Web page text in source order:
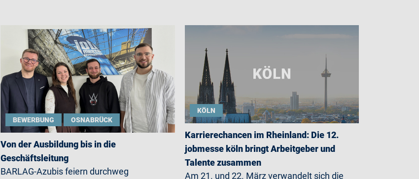
BEWERBUNG OSNABRÜCK
Von der Ausbildung bis in die
Geschäftsleitung
BARLAG-Azubis feiern durchweg
KÖLN
Karrierechancen im Rheinland: Die 12.
jobmesse köln bringt Arbeitgeber und
Talente zusammen
Am 21. und 22. März verwandelt sich die